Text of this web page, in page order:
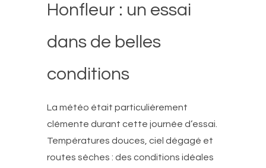
Honfleur : un essai
dans de belles
conditions
La météo était particulièrement
clémente durant cette journée d’essai.
Températures douces, ciel dégagé et
routes sèches : des conditions idéales